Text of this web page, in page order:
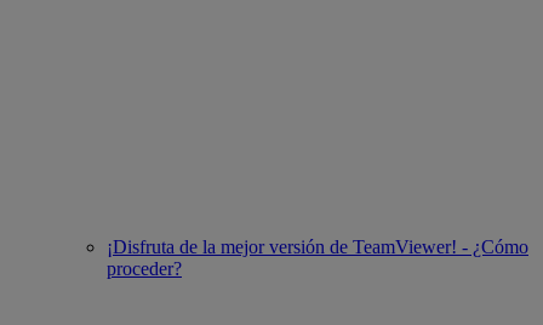
¡Disfruta de la mejor versión de TeamViewer! - ¿Cómo
proceder?